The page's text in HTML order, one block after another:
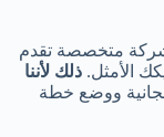
شركة متخصصة تقدم
الأمثل. ذلك لأننا
ووضع خطة